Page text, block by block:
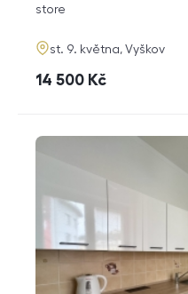
funkce
store
adresa
st. 9. května, Vyškov
cena
14 500 Kč